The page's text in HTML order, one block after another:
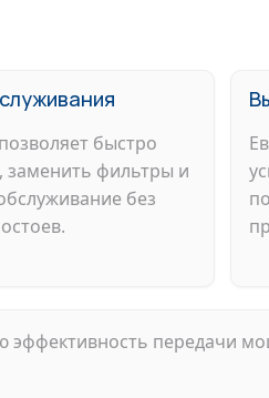
быстро
заменить фильтры и
без
эффективность передачи